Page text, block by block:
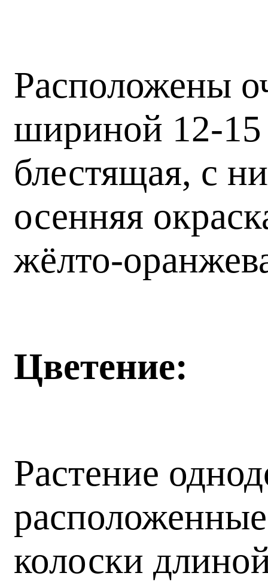
Расположены
шириной 12-15
блестящая, с
осенняя
жёлто-
Цветение:
Растение
колоски